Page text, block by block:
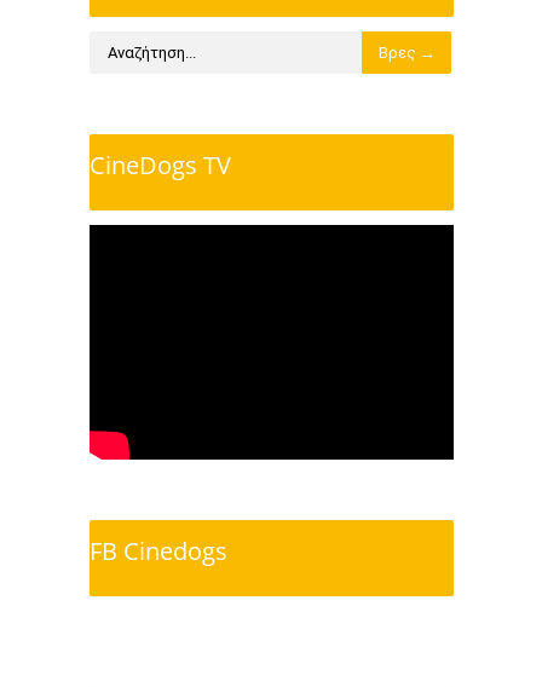
CineDogs TV
FB Cinedogs